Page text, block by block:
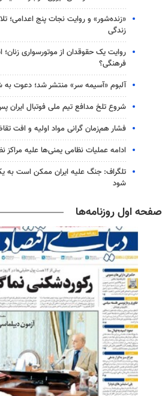
«زنده‌شور» و روایت نجات پنج
زندگی
روایت یک حقوقدان از موتورسواری زنان؛
فرهنگی؟
آلبوم «آسیمه سر» منتشر شد؛ دعوت
شروع تلخ مدافع تیم ملی فوتبال ایران
فشار هم‌زمان گرانی مواد اولیه و افت
ادامه عملیات نظامی یمنی‌ها علیه مراکز
تلگراف: جنگ علیه ایران ممکن است به
شود
صفحه اول روزنامه‌ها